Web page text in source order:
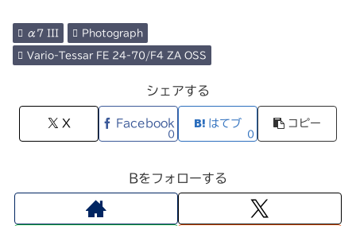
α7 III Photograph
Vario-Tessar FE 24-70/F4 ZA OSS
シェアする
X Facebook
0
はてブ
0
コピー
Bをフォローする